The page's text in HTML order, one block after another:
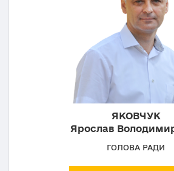
ЯКОВЧУК
Ярослав
ГОЛОВА РАДИ